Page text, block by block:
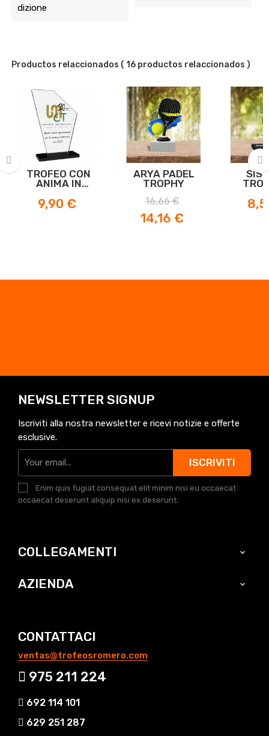
Dizione
Productos relaccionados ( 16 productos relaccionados )
TROFEO CON
ANIMA IN
Prezzo
9,90 €
ARYA PADEL
TROPHY
Prezzo
base
16,66 €
14,16 €
›
NEWSLETTER SIGNUP
Iscriviti alla nostra newsletter e ricevi notizie e offerte
esclusive.
ISCRIVITI
Enim quis fugiat consequat elit minim nisi eu occaecat
occaecat deserunt aliquip nisi ex deserunt.
COLLEGAMENTI 
AZIENDA 
CONTATTACI
ventas@trofeosromero.com
975 211 224
692 114 101
629 251 287